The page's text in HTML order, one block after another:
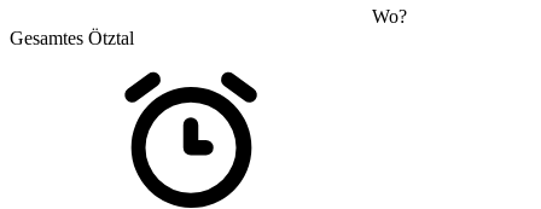
Wo?
Gesamtes Ötztal